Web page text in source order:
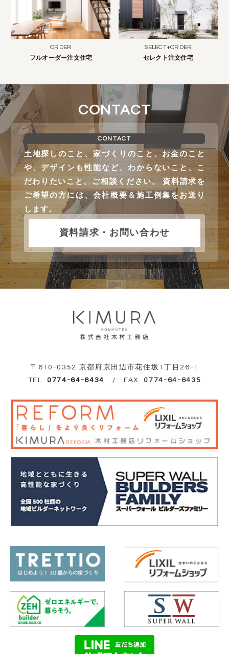
ORDER
フルオーダー注文住宅
SELECT+ORDER
セレクト注文住宅
CONTACT
CONTACT
土地探しのこと、家づくりのこと、お金のこと
や、デザインも性能など、わからないこと、こ
だわりたいこと、ご相談ください。 資料請求を
ご希望の方には、会社概要＆施工例集をお送り
します。
資料請求・お問い合わせ
〒610-0352 京都府京田辺市花住坂1丁目26-1
TEL. 0774-64-6434 / FAX. 0774-64-6435